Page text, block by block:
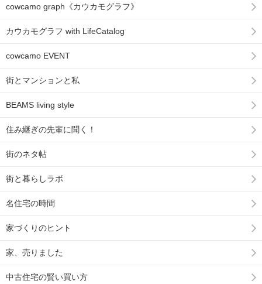
cowcamo graph《カウカモグラフ》
カウカモグラフ with LifeCatalog
cowcamo EVENT
街とマンションと私
BEAMS living style
住み継ぎの先輩に聞く！
街のネタ帖
街と暮らしラボ
名住宅の時間
家づくりのヒント
家、売りました
中古住宅の賢い買い方